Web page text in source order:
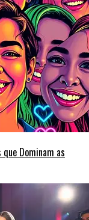
que Dominam as